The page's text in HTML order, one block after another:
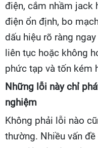
điện, cắm nhầm jack
điện ổn định, bo
dấu hiệu rõ ràng
liên tục hoặc không
phức tạp và tốn kém
Những lỗi này chỉ
nghiệm
Không phải lỗi nào
thường. Nhiều vấn